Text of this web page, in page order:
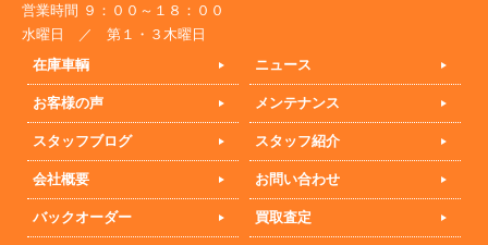
営業時間 ９：００～１８：００
水曜日 ／ 第１・３木曜日
在庫車輌
ニュース
お客様の声 メンテナンス
スタッフブログ スタッフ紹介
会社概要 お問い合わせ
バックオーダー 買取査定